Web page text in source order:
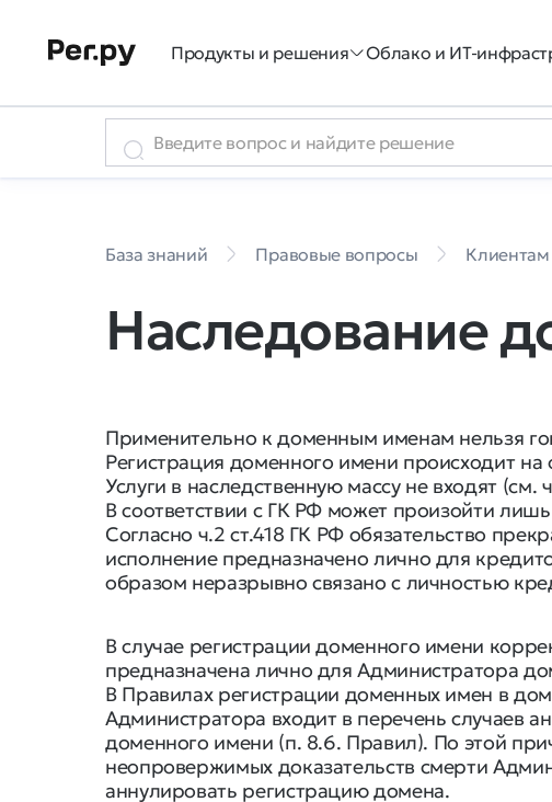
Продукты и решения Облако и ИТ-
База знаний Правовые вопросы Клиентам
Наследование
Применительно к доменным именам нельзя
Регистрация доменного имени происходит на
Услуги в наследственную массу не входят (см.
В соответствии с ГК РФ может произойти
Согласно ч.2 ст.418 ГК РФ обязательство
исполнение предназначено лично для
образом неразрывно связано с личностью
В случае регистрации доменного имени
предназначена лично для Администратора
В Правилах регистрации доменных имен в
Администратора входит в перечень случаев
доменного имени (п. 8.6. Правил). По этой
неопровержимых доказательств смерти
аннулировать регистрацию домена.